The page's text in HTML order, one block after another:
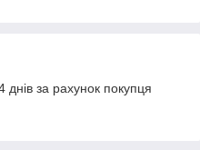
за рахунок покупця